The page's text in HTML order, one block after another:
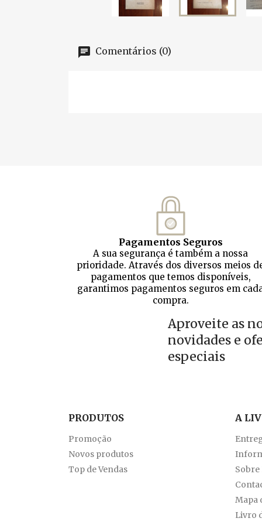
Comentários (0)
Pagamentos Seguros
A sua segurança é também a nossa
prioridade. Através dos diversos meios
pagamentos que temos disponíveis,
garantimos pagamentos seguros em
compra.
Aproveite as
novidades e
especiais
PRODUTOS
Promoção
Novos produtos
Top de Vendas
A
Sobre
Mapa
Livro